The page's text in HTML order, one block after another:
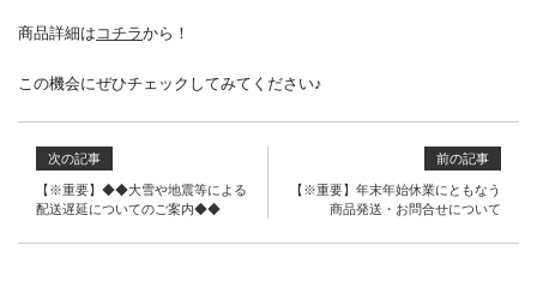
商品詳細は コチラから！
この機会にぜひチェックしてみてください♪
次の記事
【※重要】◆◆大雪や地震等による
配送遅延についてのご案内◆◆
前の記事
【※重要】年末年始休業にともなう
商品発送・お問合せについて